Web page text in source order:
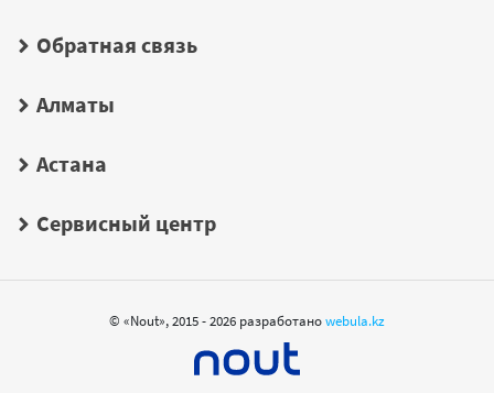
Обратная связь
Алматы
Астана
Сервисный центр
© «Nout», 2015 - 2026 разработаноwebula.kz